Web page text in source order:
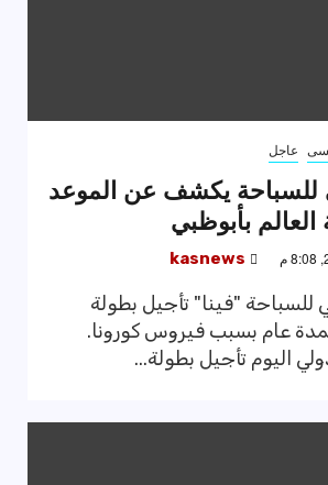
عاجل
للسباحة يكشف عن الموعد
العالم بأبوظبي
kasnews
للسباحة "فينا" تأجيل بطولة
لمدة عام بسبب فيروس كورونا.
اليوم تأجيل بطولة...